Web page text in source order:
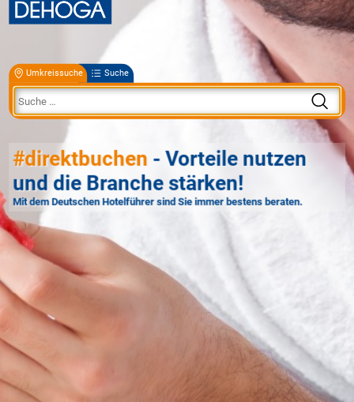
Umkreissuche Suche
#direktbuchen - Vorteile nutzen
und die Branche stärken!
Mit dem Deutschen Hotelführer sind Sie immer bestens beraten.